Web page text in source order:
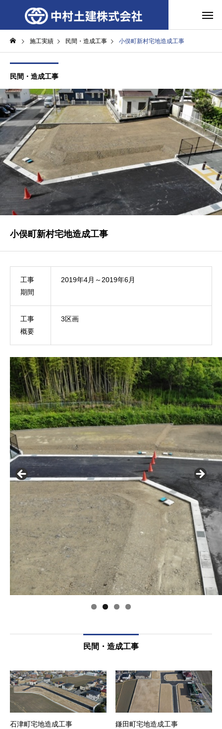
施工実績 民間・造成工事 小俣町新村宅地造成工事
民間・造成工事
小俣町新村宅地造成工事
工事
期間
2019年4月～2019年6月
工事
概要
3区画
民間・造成工事
石津町宅地造成工事 鎌田町宅地造成工事